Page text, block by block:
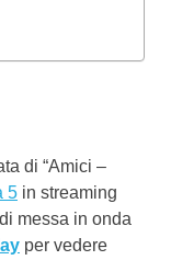
di “Amici –
5 in streaming
messa in onda
per vedere